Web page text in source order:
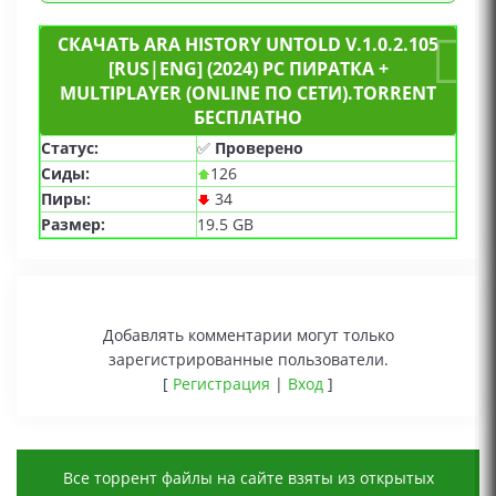
СКАЧАТЬ ARA HISTORY UNTOLD V.1.0.2.105
[RUS|ENG] (2024) PC ПИРАТКА +
MULTIPLAYER (ONLINE ПО СЕТИ).TORRENT
БЕСПЛАТНО
Статус: ✅ Проверено
Сиды:
126
Пиры:
34
Размер:
19.5 GB
Добавлять комментарии могут только
зарегистрированные пользователи.
[ Регистрация | Вход ]
Все торрент файлы на сайте взяты из открытых